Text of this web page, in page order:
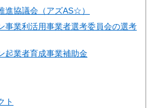
進協議会（アズAS☆）
事業利活用事業者選考委員会の選考
起業者育成事業補助金
ト